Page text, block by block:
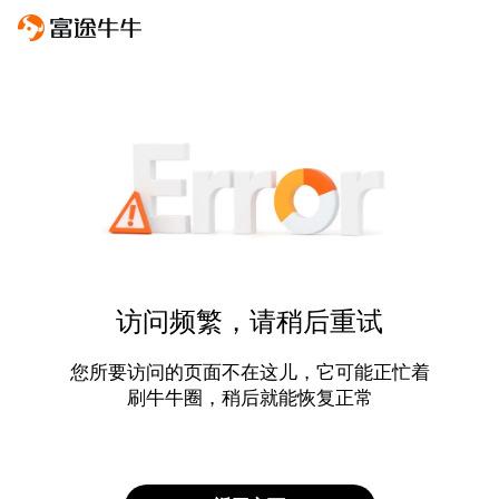
访问频繁，请稍后重试
您所要访问的页面不在这儿，它可能正忙着
刷牛牛圈，稍后就能恢复正常